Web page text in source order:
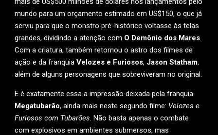
mundo para um orçamento estimado em US$150, o que já
serviu para que o monstro pré-histórico voltasse às telas
grandes, dividindo a atenção com O Demônio dos Mares.
Com a criatura, também retornou o astro dos filmes de
ação e da franquia Velozes e Furiosos, Jason Statham,
além de alguns personagens que sobreviveram no original.
E é exatamente essa a impressão deixada pela franquia
Megatubarão, ainda mais neste segundo filme: Velozes e
Furiosos com Tubarões. Não basta apenas o combate
com explosivos em ambientes submersos, mas